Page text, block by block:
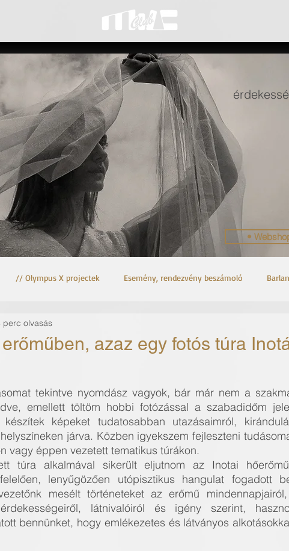
// Olympus X projectek Esemény, rendezvény beszámoló
OM-3 Astro
azaz egy fotós túra
perc olvasás
tekintve nyomdász vagyok, bár már nem a
emellett töltöm hobbi fotózással a szabadidőm
képeket tudatosabban utazásaimról,
járva. Közben igyekszem fejleszteni
vagy éppen vezetett tematikus túrákon.
túra alkalmával sikerült eljutnom az Inotai
lenyűgözően utópisztikus hangulat fogadott
mesélt történeteket az erőmű
látnivalóiról és igény szerint,
bennünket, hogy emlékezetes és látványos
•